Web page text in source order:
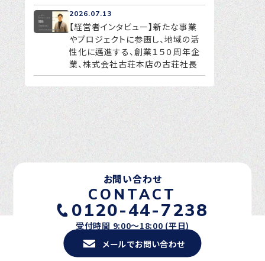
2026.07.13
【経営者インタビュー】新たな事業
やプロジェクトに参画し、地域の活
性化に邁進する、創業１５０周年企
業、株式会社古荘本店の古荘社長
お問い合わせ
CONTACT
0120-44-7238
受付時間 9:00〜18:00 (平日)
メールでお問い合わせ